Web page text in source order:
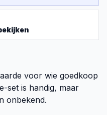
voor wie goedkoop
set is handig, maar
onbekend.